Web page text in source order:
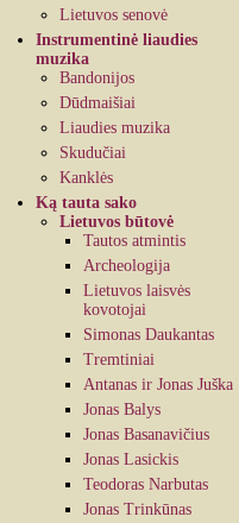
Lietuvos senovė
Instrumentinė liaudies
muzika
Bandonijos
Dūdmaišiai
Liaudies muzika
Skudučiai
Kanklės
Ką tauta sako
Lietuvos būtovė
Tautos atmintis
Archeologija
Lietuvos laisvės
kovotojai
Simonas Daukantas
Tremtiniai
Antanas ir Jonas Juška
Jonas Balys
Jonas Basanavičius
Jonas Lasickis
Teodoras Narbutas
Jonas Trinkūnas